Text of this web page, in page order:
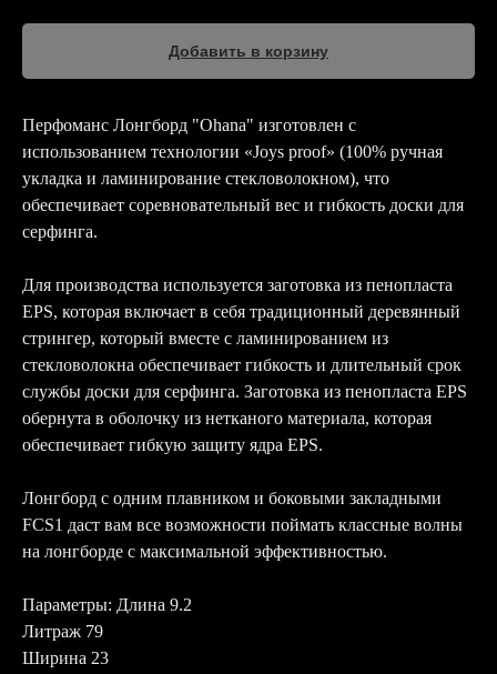
Добавить в корзину
Перфоманс Лонгборд "Ohana" изготовлен с
использованием технологии «Joys proof» (100% ручная
укладка и ламинирование стекловолокном), что
обеспечивает соревновательный вес и гибкость доски для
серфинга.
Для производства используется заготовка из пенопласта
EPS, которая включает в себя традиционный деревянный
стрингер, который вместе с ламинированием из
стекловолокна обеспечивает гибкость и длительный срок
службы доски для серфинга. Заготовка из пенопласта EPS
обернута в оболочку из нетканого материала, которая
обеспечивает гибкую защиту ядра EPS.
Лонгборд с одним плавником и боковыми закладными
FCS1 даст вам все возможности поймать классные волны
на лонгборде с максимальной эффективностью.
Параметры: Длина 9.2
Литраж 79
Ширина 23